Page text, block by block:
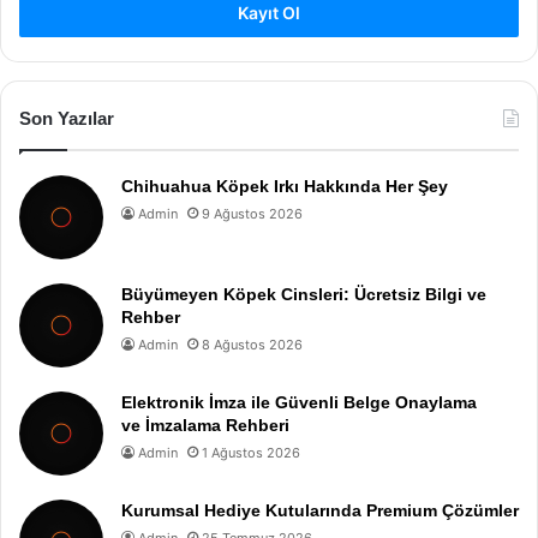
Kayıt Ol
Son Yazılar
Chihuahua Köpek Irkı Hakkında Her Şey
Admin 9 Ağustos 2026
Büyümeyen Köpek Cinsleri: Ücretsiz Bilgi ve
Rehber
Admin 8 Ağustos 2026
Elektronik İmza ile Güvenli Belge Onaylama
ve İmzalama Rehberi
Admin 1 Ağustos 2026
Kurumsal Hediye Kutularında Premium Çözümler